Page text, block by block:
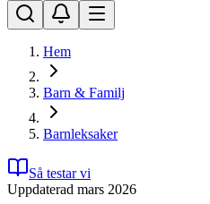
Hem
Barn & Familj
Barnleksaker
Så testar vi
Uppdaterad mars 2026